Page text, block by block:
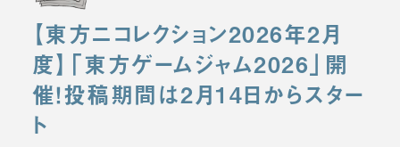
【東方ニコレクション2026年2月
度】「東方ゲームジャム2026」開
催！投稿期間は2月14日からスター
ト